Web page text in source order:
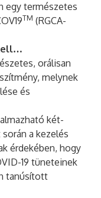
egy természetes
TM (RGCA-
orálisan
melynek
és
két-
a kezelés
érdekében, hogy
19 tüneteinek
tanúsított